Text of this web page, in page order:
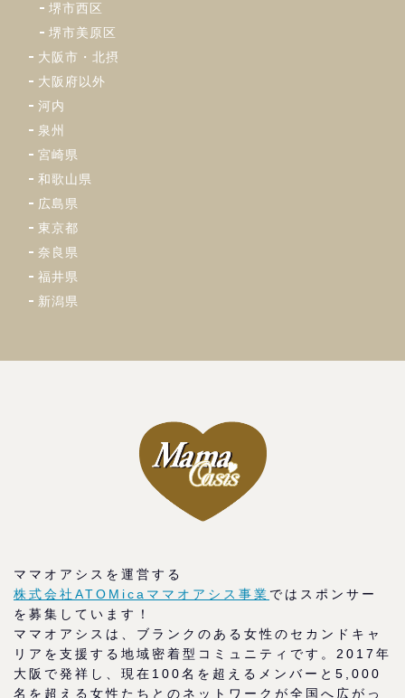
堺市西区
堺市美原区
大阪市・北摂
大阪府以外
河内
泉州
宮崎県
和歌山県
広島県
東京都
奈良県
福井県
新潟県
ママオアシスを運営する
株式会社ATOMicaママオアシス事業 ではスポンサー
を募集しています！
ママオアシスは、ブランクのある女性のセカンドキャ
リアを支援する地域密着型コミュニティです。2017年
大阪で発祥し、現在100名を超えるメンバーと5,000
名を超える女性たちとのネットワークが全国へ広がっ